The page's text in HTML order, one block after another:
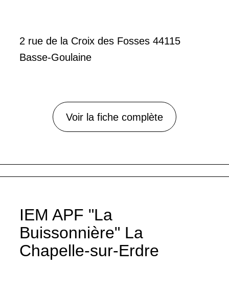
2 rue de la Croix des Fosses 44115
Basse-Goulaine
Voir la fiche complète
IEM APF "La
Buissonnière" La
Chapelle-sur-Erdre